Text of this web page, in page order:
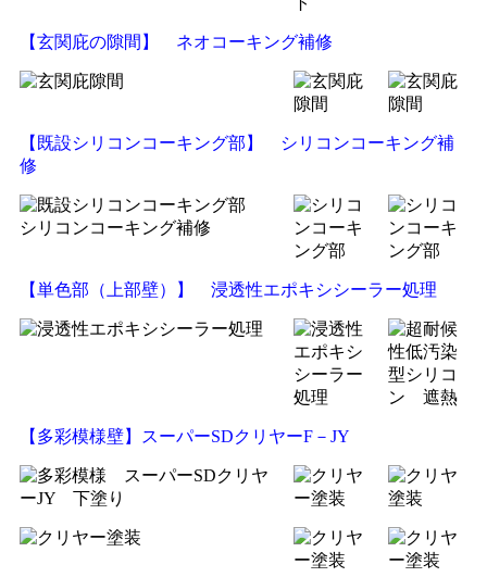
【玄関庇の隙間】 ネオコーキング補修
【既設シリコンコーキング部】 シリコンコーキング補
修
【単色部（上部壁）】 浸透性エポキシシーラー処理
【多彩模様壁】スーパーSDクリヤーF－JY